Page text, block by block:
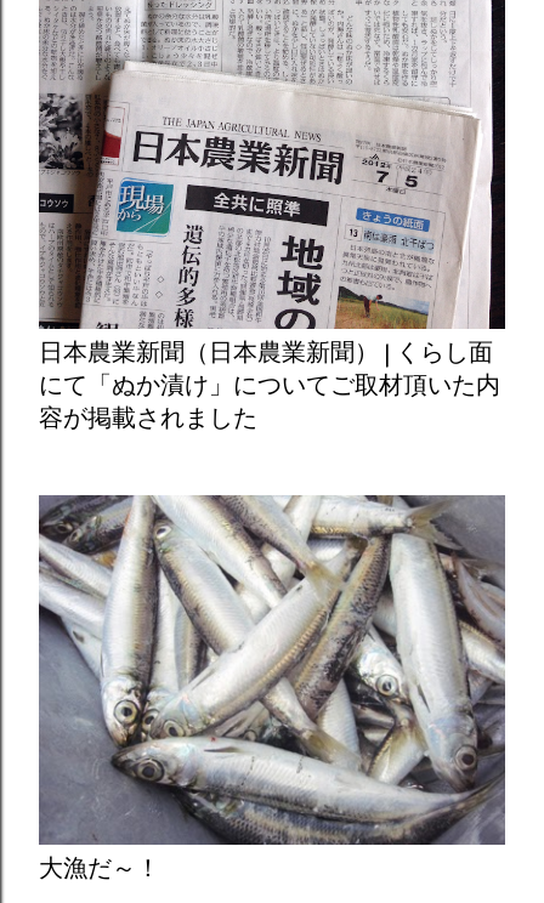
日本農業新聞（日本農業新聞） | くらし面
にて「ぬか漬け」についてご取材頂いた内
容が掲載されました
大漁だ～！